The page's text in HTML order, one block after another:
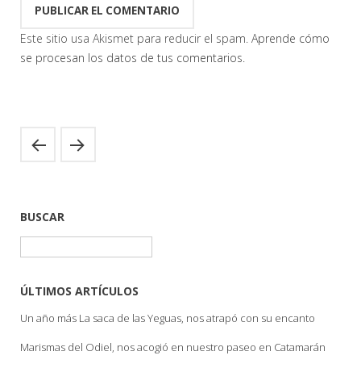
Este sitio usa Akismet para reducir el spam. Aprende cómo
se procesan los datos de tus comentarios.
BUSCAR
ÚLTIMOS ARTÍCULOS
Un año más La saca de las Yeguas, nos atrapó con su encanto
Marismas del Odiel, nos acogió en nuestro paseo en Catamarán